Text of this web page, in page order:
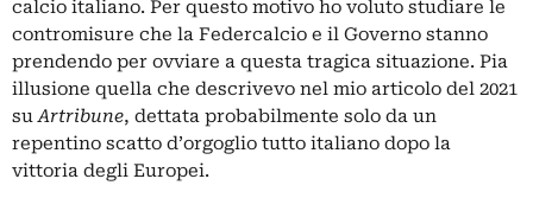
calcio italiano. Per questo motivo ho voluto studiare le
contromisure che la Federcalcio e il Governo stanno
prendendo per ovviare a questa tragica situazione. Pia
illusione quella che descrivevo nel mio articolo del 2021
suArtribune, dettata probabilmente solo da un
repentino scatto d’orgoglio tutto italiano dopo la
vittoria degli Europei.